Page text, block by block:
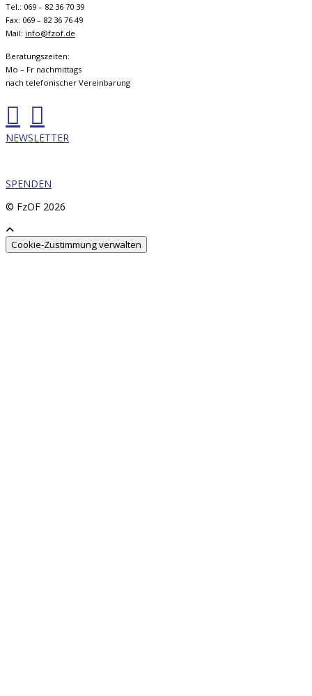
Tel.: 069 – 82 36 70 39
Fax: 069 – 82 36 76 49
Mail: info@fzof.de
Beratungszeiten:
Mo – Fr nachmittags
nach telefonischer Vereinbarung
NEWSLETTER
SPENDEN
© FzOF 2026
Cookie-Zustimmung verwalten